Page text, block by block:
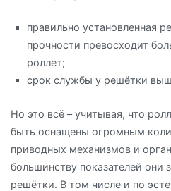
правильно установленная
прочности превосходит
роллет;
срок службы у решётки
Но это всё – учитывая, что
быть оснащены огромным
приводных механизмов и
большинству показателей они
решётки. В том числе и по